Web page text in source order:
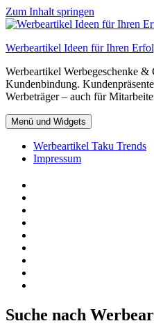
Zum Inhalt springen
Werbeartikel Ideen für Ihren
Werbeartikel Werbegeschenke
Kundenbindung.
Werbeträger – auch für
Menü und Widgets
Werbeartikel Taku Trends
Impressum
Suche nach